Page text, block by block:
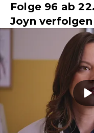
Folge 96 ab
Joyn verfolgen